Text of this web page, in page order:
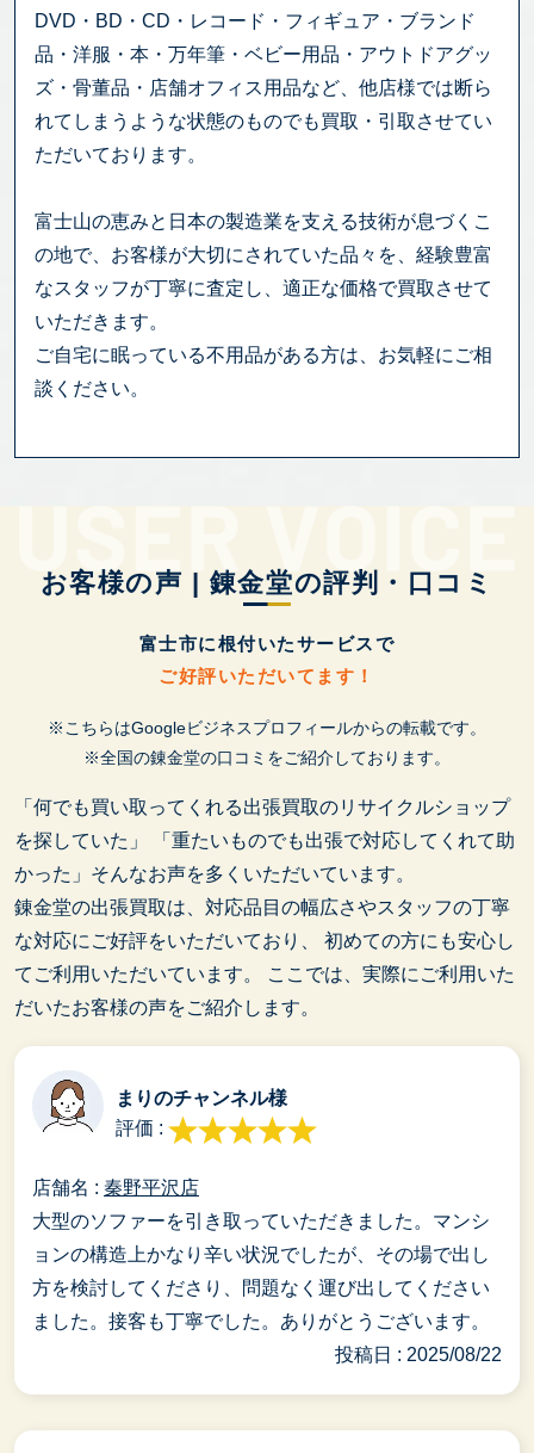
DVD・BD・CD・レコード・フィギュア・ブランド
品・洋服・本・万年筆・ベビー用品・アウトドアグッ
ズ・骨董品・店舗オフィス用品など、他店様では断ら
れてしまうような状態のものでも買取・引取させてい
ただいております。
富士山の恵みと日本の製造業を支える技術が息づくこ
の地で、お客様が大切にされていた品々を、経験豊富
なスタッフが丁寧に査定し、適正な価格で買取させて
いただきます。
ご自宅に眠っている不用品がある方は、お気軽にご相
談ください。
お客様の声 | 錬金堂の評判・口コミ
富士市に根付いたサービスで
ご好評いただいてます！
※こちらはGoogleビジネスプロフィールからの転載です。
※全国の錬金堂の口コミをご紹介しております。
「何でも買い取ってくれる出張買取のリサイクルショップ
を探していた」
「重たいものでも出張で対応してくれて助
かった」そんなお声を多くいただいています。
錬金堂の出張買取は、対応品目の幅広さやスタッフの丁寧
な対応にご好評をいただいており、
初めての方にも安心し
てご利用いただいています。
ここでは、実際にご利用いた
だいたお客様の声をご紹介します。
まりのチャンネル様
評価 :
店舗名 : 秦野平沢店
大型のソファーを引き取っていただきました。マンシ
ョンの構造上かなり辛い状況でしたが、その場で出し
方を検討してくださり、問題なく運び出してください
ました。接客も丁寧でした。ありがとうございます。
投稿日 : 2025/08/22